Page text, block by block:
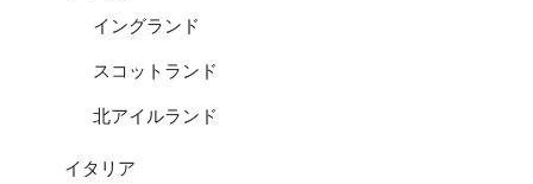
イングランド
スコットランド
北アイルランド
イタリア